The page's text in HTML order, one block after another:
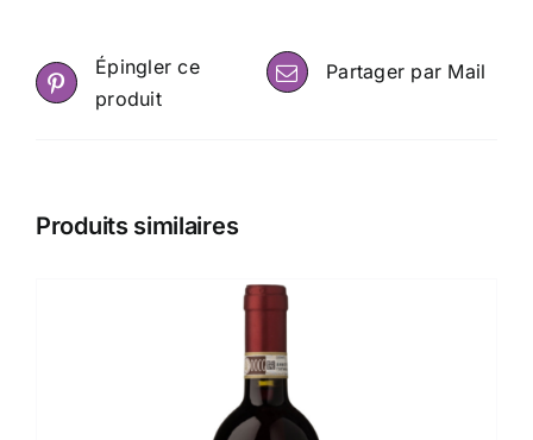
Épingler ce
produit
Partager par Mail
Produits similaires